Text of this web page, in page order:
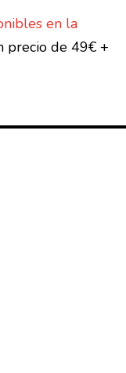
en la
precio de 49€ +